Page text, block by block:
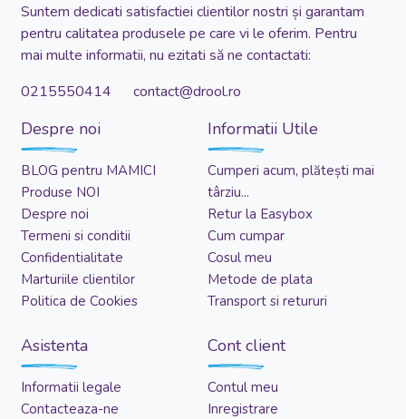
Suntem dedicati satisfactiei clientilor nostri și garantam
pentru calitatea produsele pe care vi le oferim. Pentru
mai multe informatii, nu ezitati să ne contactati:
0215550414 contact@drool.ro
Despre noi
BLOG pentru MAMICI
Produse NOI
Despre noi
Termeni si conditii
Confidentialitate
Marturiile clientilor
Politica de Cookies
Informatii Utile
Cumperi acum, plătești mai
târziu...
Retur la Easybox
Cum cumpar
Cosul meu
Metode de plata
Transport si retururi
Asistenta
Informatii legale
Contacteaza-ne
Cont client
Contul meu
Inregistrare